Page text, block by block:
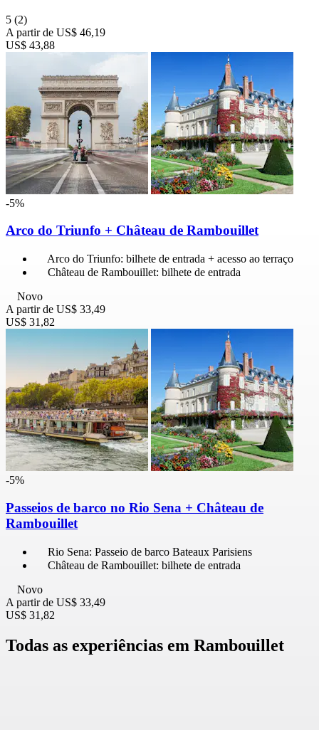
5 (2)
A partir de US$ 46,19
US$ 43,88
-5%
Arco do Triunfo + Château de Rambouillet
Arco do Triunfo: bilhete de entrada + acesso ao terraço
Château de Rambouillet: bilhete de entrada
Novo
A partir de US$ 33,49
US$ 31,82
-5%
Passeios de barco no Rio Sena + Château de
Rambouillet
Rio Sena: Passeio de barco Bateaux Parisiens
Château de Rambouillet: bilhete de entrada
Novo
A partir de US$ 33,49
US$ 31,82
Todas as experiências em Rambouillet